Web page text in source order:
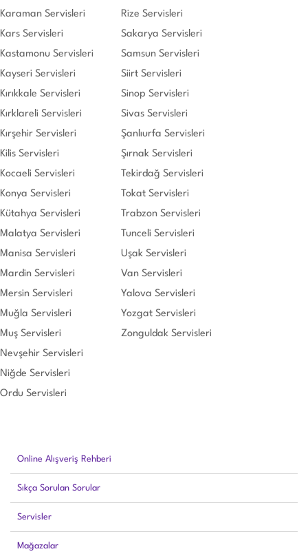
Online Alışveriş Rehberi
Sıkça Sorulan Sorular
Servisler
Mağazalar
Karaman Servisleri
Kars Servisleri
Kastamonu Servisleri
Kayseri Servisleri
Kırıkkale Servisleri
Kırklareli Servisleri
Kırşehir Servisleri
Kilis Servisleri
Kocaeli Servisleri
Konya Servisleri
Kütahya Servisleri
Malatya Servisleri
Manisa Servisleri
Mardin Servisleri
Mersin Servisleri
Muğla Servisleri
Muş Servisleri
Nevşehir Servisleri
Niğde Servisleri
Ordu Servisleri
Rize Servisleri
Sakarya Servisleri
Samsun Servisleri
Siirt Servisleri
Sinop Servisleri
Sivas Servisleri
Şanlıurfa Servisleri
Şırnak Servisleri
Tekirdağ Servisleri
Tokat Servisleri
Trabzon Servisleri
Tunceli Servisleri
Uşak Servisleri
Van Servisleri
Yalova Servisleri
Yozgat Servisleri
Zonguldak Servisleri